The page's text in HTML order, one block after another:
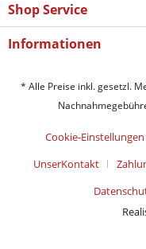
Shop Service
Informationen
* Alle Preise inkl. gesetzl.
Cookie-Einstellungen
UnserKontakt